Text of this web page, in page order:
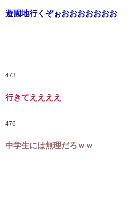
遊園地行くぞぉおおおおおおお
473
行きてええええ
476
中学生には無理だろｗｗ